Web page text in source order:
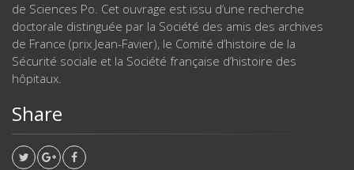
de Sciences Po. Cet ouvrage est issu d’une recherche
doctorale distinguée par la Société des amis des archives
de France (prix Jean-Favier), le Comité d’histoire de la
Sécurité sociale et la Société française d’histoire des
hôpitaux.
Share